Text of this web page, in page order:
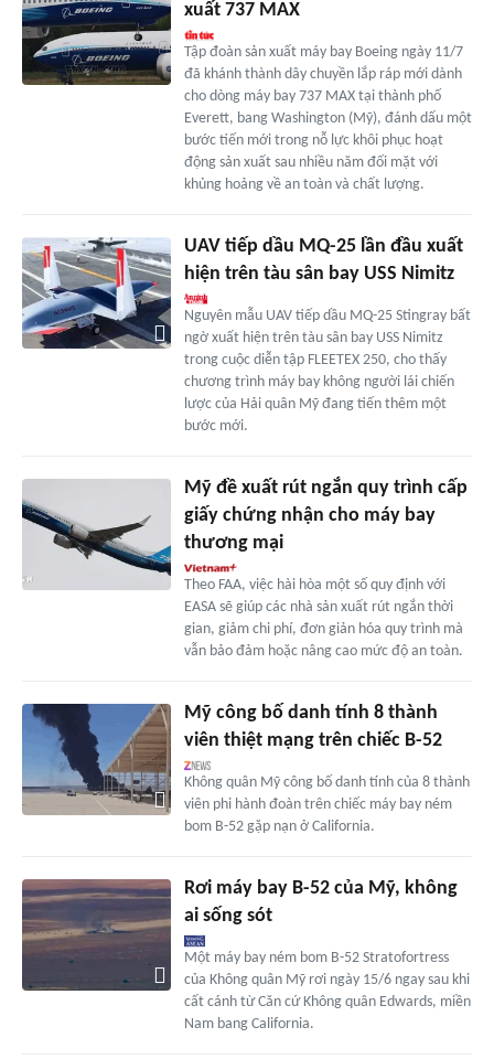
xuất 737 MAX
Tập đoàn sản xuất máy bay Boeing ngày 11/7
đã khánh thành dây chuyền lắp ráp mới dành
cho dòng máy bay 737 MAX tại thành phố
Everett, bang Washington (Mỹ), đánh dấu một
bước tiến mới trong nỗ lực khôi phục hoạt
động sản xuất sau nhiều năm đối mặt với
khủng hoảng về an toàn và chất lượng.
UAV tiếp dầu MQ-25 lần đầu xuất
hiện trên tàu sân bay USS Nimitz
Nguyên mẫu UAV tiếp dầu MQ-25 Stingray bất
ngờ xuất hiện trên tàu sân bay USS Nimitz
trong cuộc diễn tập FLEETEX 250, cho thấy
chương trình máy bay không người lái chiến
lược của Hải quân Mỹ đang tiến thêm một
bước mới.
Mỹ đề xuất rút ngắn quy trình cấp
giấy chứng nhận cho máy bay
thương mại
Theo FAA, việc hài hòa một số quy định với
EASA sẽ giúp các nhà sản xuất rút ngắn thời
gian, giảm chi phí, đơn giản hóa quy trình mà
vẫn bảo đảm hoặc nâng cao mức độ an toàn.
Mỹ công bố danh tính 8 thành
viên thiệt mạng trên chiếc B-52
Không quân Mỹ công bố danh tính của 8 thành
viên phi hành đoàn trên chiếc máy bay ném
bom B-52 gặp nạn ở California.
Rơi máy bay B-52 của Mỹ, không
ai sống sót
Một máy bay ném bom B-52 Stratofortress
của Không quân Mỹ rơi ngày 15/6 ngay sau khi
cất cánh từ Căn cứ Không quân Edwards, miền
Nam bang California.